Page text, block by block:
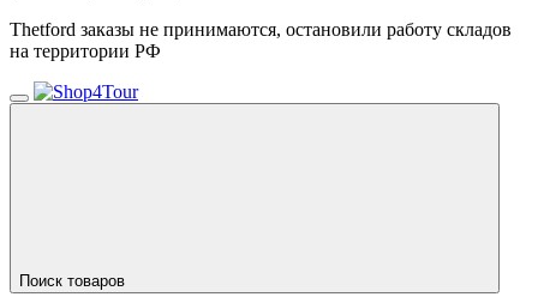
Thetford заказы не принимаются, остановили работу складов
на территории РФ
Поиск товаров